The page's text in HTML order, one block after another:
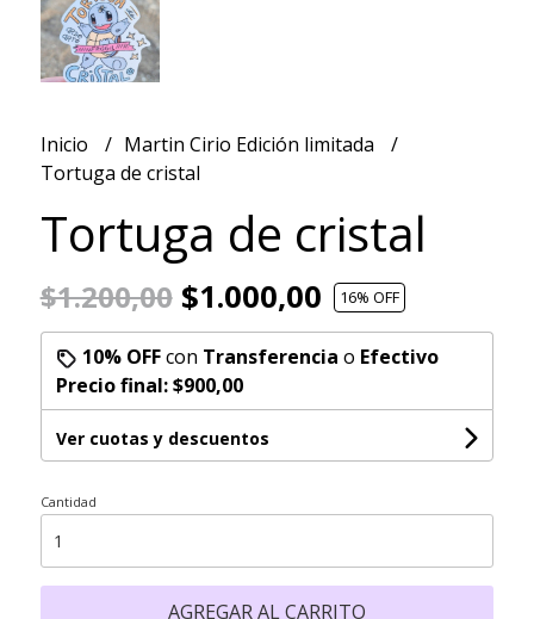
Inicio
Martin Cirio Edición limitada
Tortuga de cristal
Tortuga de cristal
$1.200,00$1.000,00 16% OFF
10% OFFcon Transferencia o Efectivo
Precio final:$900,00
Ver cuotas y descuentos
Cantidad
AGREGAR AL CARRITO